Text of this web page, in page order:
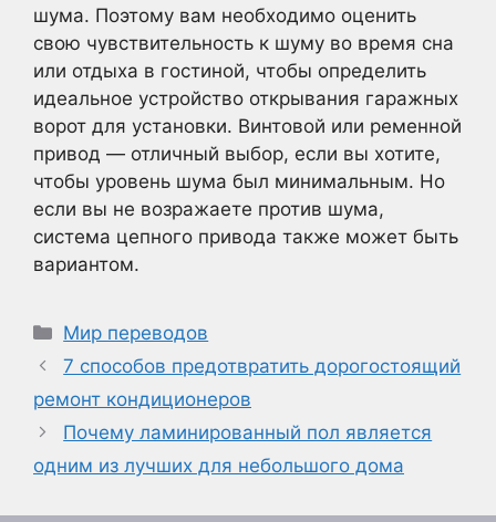
шума. Поэтому вам необходимо оценить
свою чувствительность к шуму во время сна
или отдыха в гостиной, чтобы определить
идеальное устройство открывания гаражных
ворот для установки. Винтовой или ременной
привод — отличный выбор, если вы хотите,
чтобы уровень шума был минимальным. Но
если вы не возражаете против шума,
система цепного привода также может быть
вариантом.
Рубрики
Мир переводов
7 способов предотвратить дорогостоящий
ремонт кондиционеров
Почему ламинированный пол является
одним из лучших для небольшого дома